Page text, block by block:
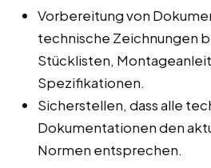
Vorbereitung von
technische Zeichnungen
Stücklisten,
Spezifikationen.
Sicherstellen, dass alle
Dokumentationen den
Normen entsprechen.